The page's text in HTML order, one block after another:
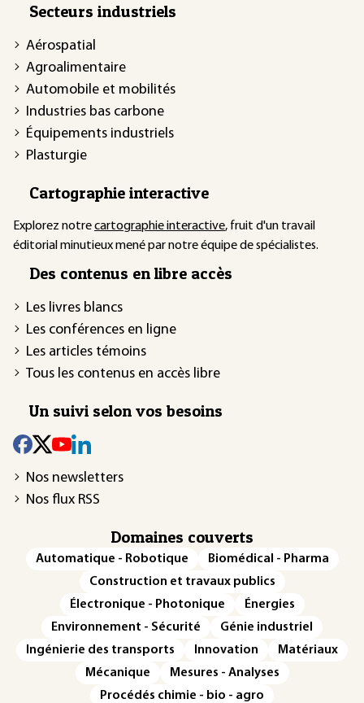
Secteurs industriels
Aérospatial
Agroalimentaire
Automobile et mobilités
Industries bas carbone
Équipements industriels
Plasturgie
Cartographie interactive
Explorez notrecartographie interactive, fruit d'un travail
éditorial minutieux mené par notre équipe de spécialistes.
Des contenus en libre accès
Les livres blancs
Les conférences en ligne
Les articles témoins
Tous les contenus en accès libre
Un suivi selon vos besoins
Nos newsletters
Nos flux RSS
Domaines couverts
Automatique - Robotique
Biomédical - Pharma
Construction et travaux publics
Électronique - Photonique
Énergies
Environnement - Sécurité
Génie industriel
Ingénierie des transports
Innovation
Matériaux
Mécanique
Mesures - Analyses
Procédés chimie - bio - agro